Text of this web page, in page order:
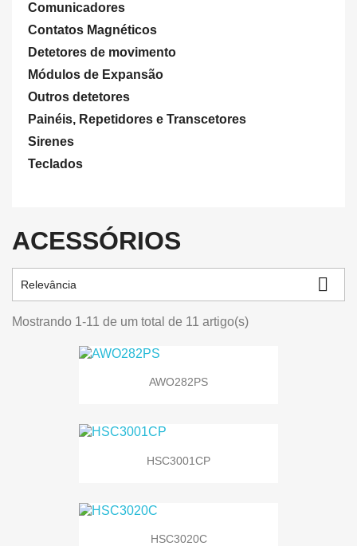
Comunicadores
Contatos Magnéticos
Detetores de movimento
Módulos de Expansão
Outros detetores
Painéis, Repetidores e Transcetores
Sirenes
Teclados
ACESSÓRIOS
Relevância 
Mostrando 1-11 de um total de 11 artigo(s)
AWO282PS
HSC3001CP
HSC3020C